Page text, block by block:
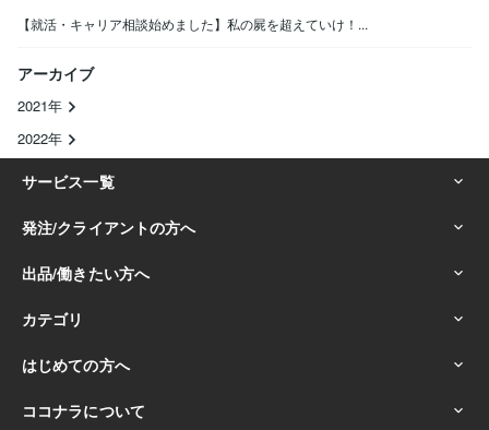
【就活・キャリア相談始めました】私の屍を超えていけ！...
アーカイブ
2021年
2022年